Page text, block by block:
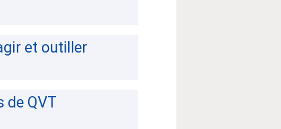
et outiller
de QVT